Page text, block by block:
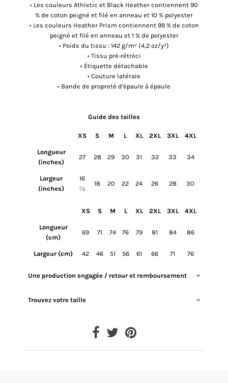
• Les couleurs Athletic et Black Heather contiennent 90
% de coton peigné et filé en anneau et 10 % polyester
• Les couleurs Heather Prism contiennent 99 % de coton
peigné et filé en anneau et 1 % de polyester
• Poids du tissu : 142 g/m² (4,2 oz/y²)
• Tissu pré-rétréci
• Étiquette détachable
• Couture latérale
• Bande de propreté d'épaule à épaule
Guide des tailles
XS S M L XL 2XL 3XL 4XL
Longueur
(inches)
27 28 29 30 31 32 33 34
Largeur
(inches)
16
½
18 20 22 24 26 28 30
XS S M L XL 2XL 3XL 4XL
Longueur
(cm)
69 71 74 76 79 81 84 86
Largeur (cm) 42 46 51 56 61 66 71 76
Une production engagée / retour et remboursement
Trouvez votre taille